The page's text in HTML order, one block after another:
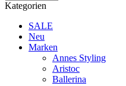
Kategorien
SALE
Neu
Marken
Annes Styling
Aristoc
Ballerina